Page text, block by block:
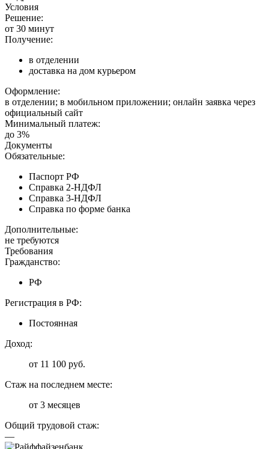
Условия
Решение:
от 30 минут
Получение:
в отделении
доставка на дом курьером
Оформление:
в отделении; в мобильном приложении; онлайн заявка через
официальный сайт
Минимальный платеж:
до 3%
Документы
Обязательные:
Паспорт РФ
Справка 2-НДФЛ
Справка 3-НДФЛ
Справка по форме банка
Дополнительные:
не требуются
Требования
Гражданство:
РФ
Регистрация в РФ:
Постоянная
Доход:
от 11 100 руб.
Стаж на последнем месте:
от 3 месяцев
Общий трудовой стаж:
—